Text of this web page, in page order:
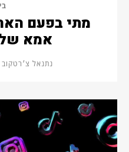
מתי בפעם
אמא
נתנאל צ׳רטקוב